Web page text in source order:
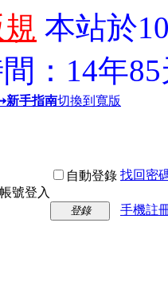
本站於
：14年
新手指南切換到寬版
號登入
自動登錄 找回密
登錄 手機註